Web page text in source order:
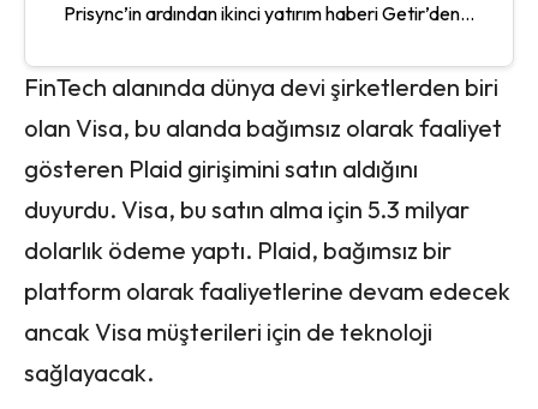
Prisync’in ardından ikinci yatırım haberi Getir’den...
FinTech alanında dünya devi şirketlerden biri
olan Visa, bu alanda bağımsız olarak faaliyet
gösteren Plaid girişimini satın aldığını
duyurdu. Visa, bu satın alma için 5.3 milyar
dolarlık ödeme yaptı. Plaid, bağımsız bir
platform olarak faaliyetlerine devam edecek
ancak Visa müşterileri için de teknoloji
sağlayacak.